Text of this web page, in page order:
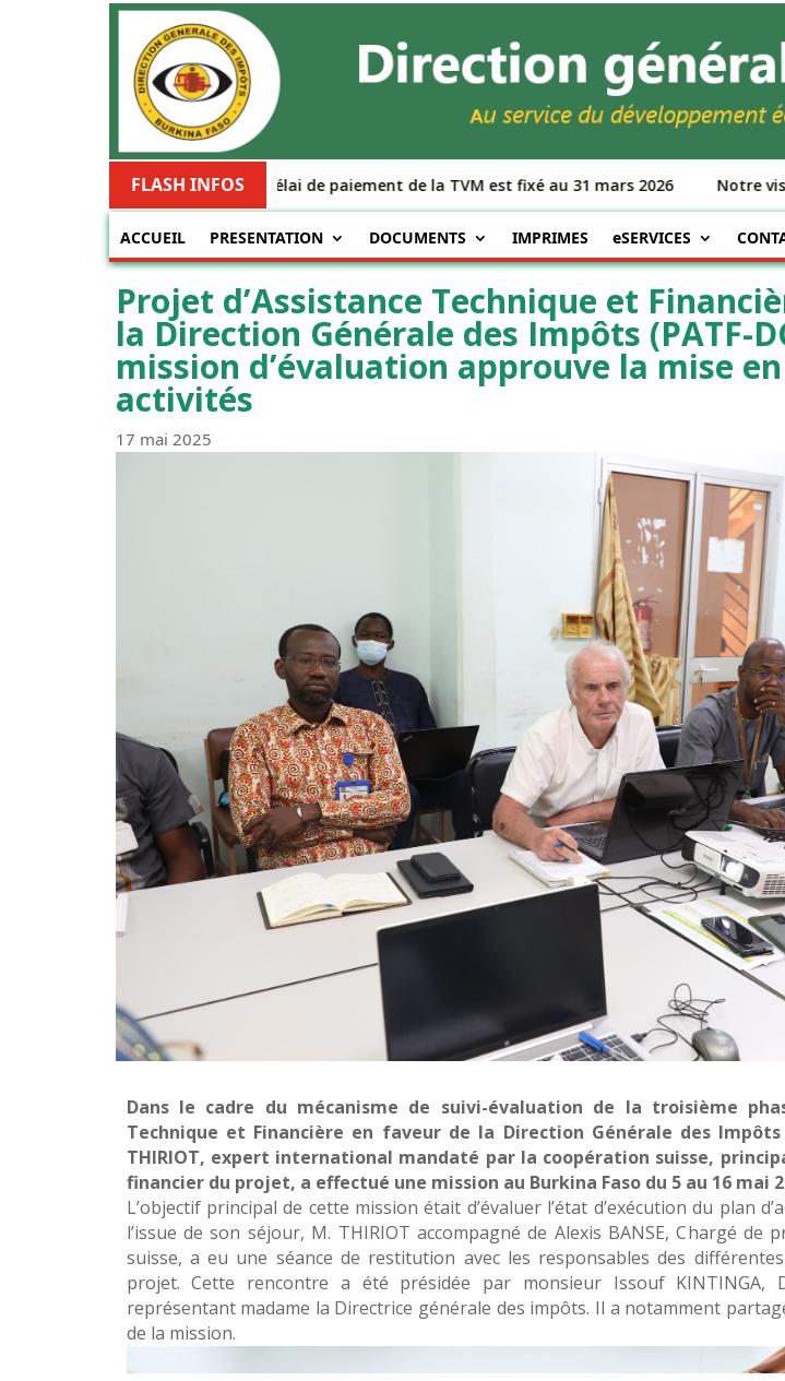
FLASH INFOSLe délai de paiement de la TVM est fixé au 31 mars 2026 Notre
ACCUEIL PRESENTATION DOCUMENTS IMPRIMES eSERVICES
Projet d’Assistance Technique et
la Direction Générale des Impôts (PATF-
mission d’évaluation approuve la mise
activités
17 mai 2025
Dans le cadre du mécanisme de suivi-évaluation de la troisième
Technique et Financière en faveur de la Direction Générale des Impôts
THIRIOT, expert international mandaté par la coopération suisse,
financier du projet, a effectué une mission au Burkina Faso du 5 au 16 mai
L’objectif principal de cette mission était d’évaluer l’état d’exécution du plan
l’issue de son séjour, M. THIRIOT accompagné de Alexis BANSE, Chargé de
suisse, a eu une séance de restitution avec les responsables des
projet. Cette rencontre a été présidée par monsieur Issouf KINTINGA,
représentant madame la Directrice générale des impôts. Il a notamment
de la mission.